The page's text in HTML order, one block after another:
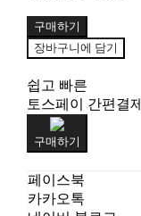
구매하기
장바구니에 담기
쉽고 빠른
토스페이 간편결제
구매하기
페이스북
카카오톡